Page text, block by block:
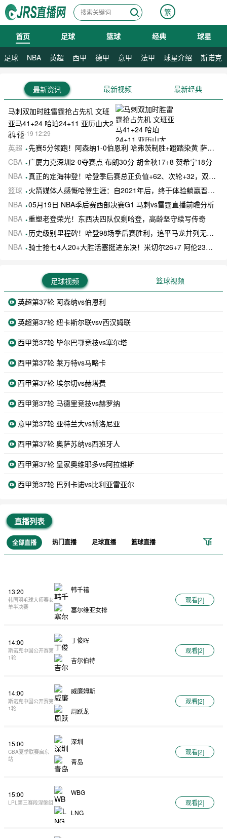
繁
首页 足球 篮球 经典 球星
足球 NBA 英超 西甲 德甲 意甲 法甲 球星介绍 斯诺克
最新资讯 最新视频 最新经典
马刺双加时胜雷霆抢占先机 文班
亚马41+24 哈珀24+11 亚历山大2
4+12
26-05-19 12:29
英超
先赛5分领跑！阿森纳1-0伯恩利 哈弗茨制胜+蹬踏染黄 萨卡献助攻
CBA
广厦力克深圳2-0夺赛点 布朗30分 胡金秋17+8 贺希宁18分
NBA 真正的定海神登！哈登季后赛总正负值+62、次轮+32，双数据领跑骑士全队
篮球
火箭媒体人感慨哈登生涯：自2021年后，终于体验躺赢晋级滋味
NBA 05月19日 NBA季后赛西部决赛G1 马刺vs雷霆直播前瞻分析
NBA 重塑老登荣光！东西决四队仅剩哈登，高龄坚守续写传奇
NBA
历史级别里程碑！哈登98场季后赛胜利，追平马龙并列无冠球员历史第一
NBA 骑士抢七4人20+大胜活塞挺进东决！米切尔26+7 阿伦23分 梅里尔23分 詹金斯17分
足球视频 篮球视频
英超第37轮 阿森纳vs伯恩利
英超第37轮 纽卡斯尔联vsv西汉姆联
西甲第37轮 毕尔巴鄂竞技vs塞尔塔
西甲第37轮 莱万特vs马略卡
西甲第37轮 埃尔切vs赫塔费
西甲第37轮 马德里竞技vs赫罗纳
意甲第37轮 亚特兰大vs博洛尼亚
西甲第37轮 奥萨苏纳vs西班牙人
西甲第37轮 皇家奥维耶多vs阿拉维斯
西甲第37轮 巴列卡诺vs比利亚雷亚尔
直播列表
全部直播 热门直播 足球直播 篮球直播
08月08日 星期六
13:20
韩国羽毛球大师赛女
单半决赛
韩千禧
塞尔维亚女排
观看[2]
14:00
斯诺克中国公开赛第
1轮
丁俊晖
吉尔伯特
观看[2]
14:00
斯诺克中国公开赛第
1轮
威廉姆斯
周跃龙
观看[2]
15:00
CBA夏季联赛启东
站
深圳
青岛
观看[2]
15:00
LPL第三赛段涅槃组
WBG
LNG
观看[2]
08月09日 星期日